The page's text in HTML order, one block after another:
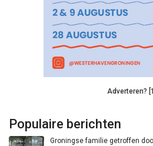
Adverteren? [1]
Populaire berichten
Groningse familie getroffen